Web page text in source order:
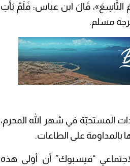
التَّاسِعَ»، قَالَ ابن عباس: فَلَمْ يَأْتِ
مسلم.
المستحبّة في شهر الله المحرم،
بالمداومة على الطاعات.
“فيسبوك” أن أولى هذه